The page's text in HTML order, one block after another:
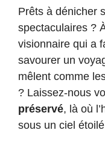
Prêts à dénicher
spectaculaires ?
visionnaire qui a
savourer un
mêlent comme
? Laissez-nous
préservé, là où
sous un ciel